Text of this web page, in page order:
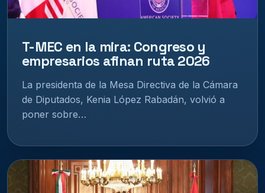
T-MEC en la mira: Congreso y
empresarios afinan ruta 2026
La presidenta de la Mesa Directiva de la Cámara
de Diputados, Kenia López Rabadán, volvió a
poner sobre…